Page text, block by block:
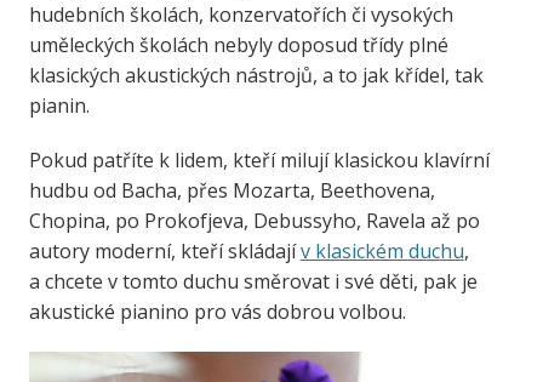
hudebních školách, konzervatořích či vysokých
uměleckých školách nebyly doposud třídy plné
klasických akustických nástrojů, a to jak křídel, tak
pianin.
Pokud patříte k lidem, kteří milují klasickou klavírní
hudbu od Bacha, přes Mozarta, Beethovena,
Chopina, po Prokofjeva, Debussyho, Ravela až po
autory moderní, kteří skládajív klasickém duchu,
a chcete v tomto duchu směrovat i své děti, pak je
akustické pianino pro vás dobrou volbou.